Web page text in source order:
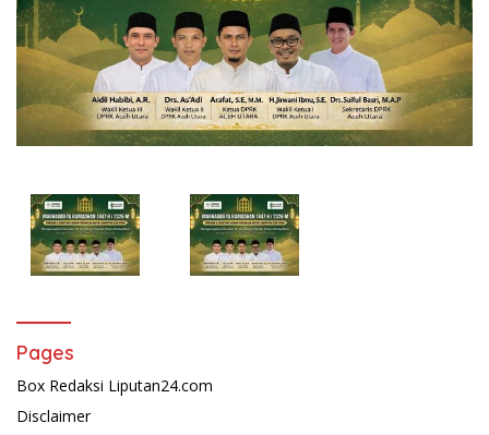
Pages
Box Redaksi Liputan24.com
Disclaimer